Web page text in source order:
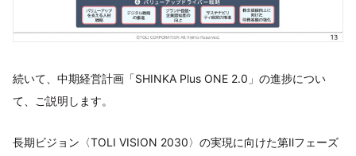
続いて、中期経営計画「SHINKA Plus ONE 2.0」の進捗につい
て、ご説明します。
長期ビジョン〈TOLI VISION 2030〉の実現に向けた第Ⅱフェーズ